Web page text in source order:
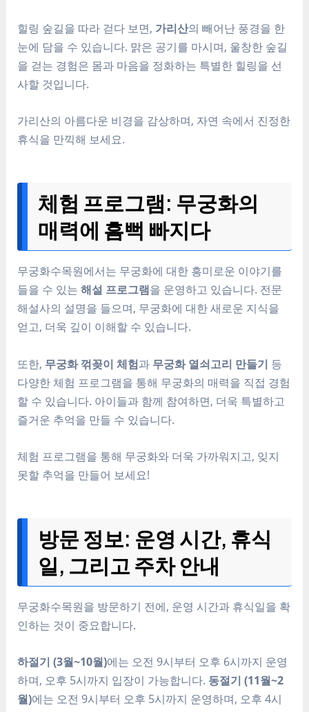
힐링 숲길을 따라 걷다 보면, 가리산의 빼어난 풍경을 한
눈에 담을 수 있습니다. 맑은 공기를 마시며, 울창한 숲길
을 걷는 경험은 몸과 마음을 정화하는 특별한 힐링을 선
사할 것입니다.
가리산의 아름다운 비경을 감상하며, 자연 속에서 진정한
휴식을 만끽해 보세요.
체험 프로그램: 무궁화의
매력에 흠뻑 빠지다
무궁화수목원에서는 무궁화에 대한 흥미로운 이야기를
들을 수 있는해설 프로그램을 운영하고 있습니다. 전문
해설사의 설명을 들으며, 무궁화에 대한 새로운 지식을
얻고, 더욱 깊이 이해할 수 있습니다.
또한, 무궁화 꺾꽂이 체험과 무궁화 열쇠고리 만들기 등
다양한 체험 프로그램을 통해 무궁화의 매력을 직접 경험
할 수 있습니다. 아이들과 함께 참여하면, 더욱 특별하고
즐거운 추억을 만들 수 있습니다.
체험 프로그램을 통해 무궁화와 더욱 가까워지고, 잊지
못할 추억을 만들어 보세요!
방문 정보: 운영 시간, 휴식
일, 그리고 주차 안내
무궁화수목원을 방문하기 전에, 운영 시간과 휴식일을 확
인하는 것이 중요합니다.
하절기 (3월~10월)에는 오전 9시부터 오후 6시까지 운영
하며, 오후 5시까지 입장이 가능합니다. 동절기 (11월~2
월)에는 오전 9시부터 오후 5시까지 운영하며, 오후 4시